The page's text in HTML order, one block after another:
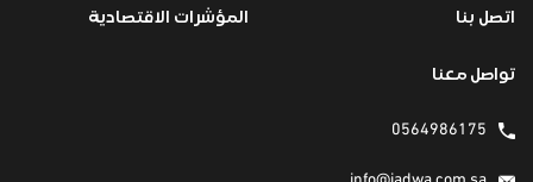
اتصل بنا
المؤشرات الاقتصادية
تواصل معنا
0564986175